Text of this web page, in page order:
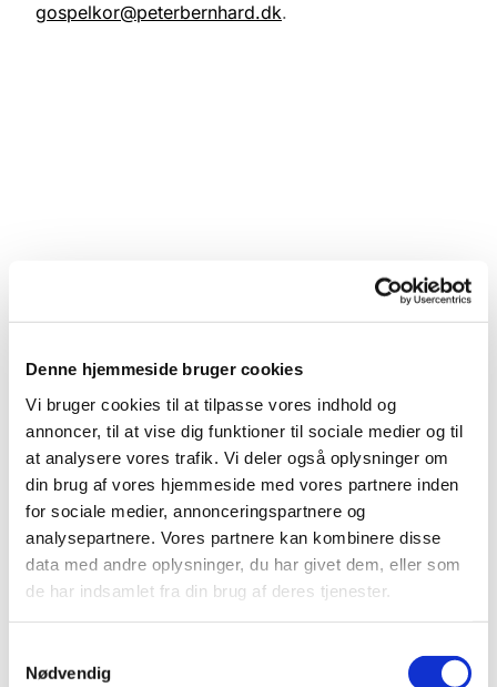
Denne hjemmeside bruger cookies
Vi bruger cookies til at tilpasse vores indhold og
annoncer, til at vise dig funktioner til sociale medier og til
at analysere vores trafik. Vi deler også oplysninger om
din brug af vores hjemmeside med vores partnere inden
for sociale medier, annonceringspartnere og
analysepartnere. Vores partnere kan kombinere disse
data med andre oplysninger, du har givet dem, eller som
de har indsamlet fra din brug af deres tjenester.
Nødvendig
gospelkor@peterbernhard.dk.
Du vil måske også kunne
lide...